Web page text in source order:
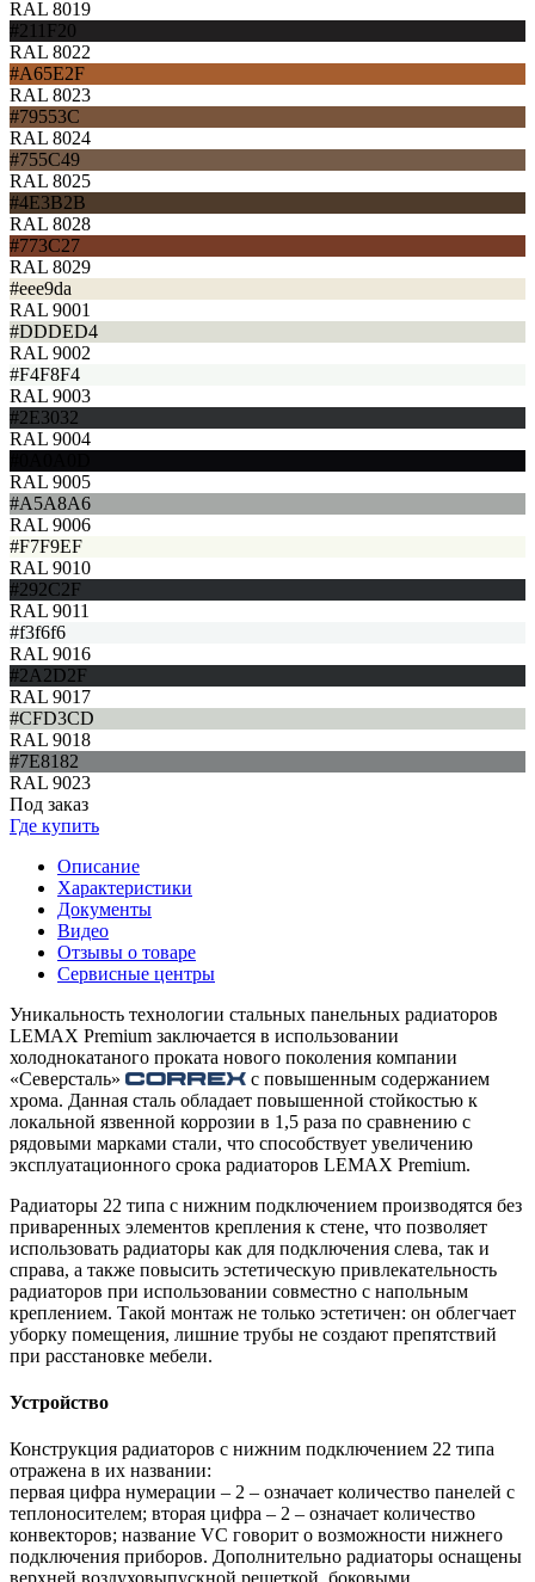
RAL 8019
#211F20
RAL 8022
#A65E2F
RAL 8023
#79553C
RAL 8024
#755C49
RAL 8025
#4E3B2B
RAL 8028
#773C27
RAL 8029
#eee9da
RAL 9001
#DDDED4
RAL 9002
#F4F8F4
RAL 9003
#2E3032
RAL 9004
RAL 9005
#A5A8A6
RAL 9006
#F7F9EF
RAL 9010
#292C2F
RAL 9011
#f3f6f6
RAL 9016
#2A2D2F
RAL 9017
#CFD3CD
RAL 9018
#7E8182
RAL 9023
Под заказ
Где купить
Описание
Характеристики
Документы
Видео
Отзывы о товаре
Сервисные центры
Уникальность технологии стальных панельных радиаторов
LEMAX Premium заключается в использовании
холоднокатаного проката нового поколения компании
«Северсталь»
с повышенным содержанием
хрома. Данная сталь обладает повышенной стойкостью к
локальной язвенной коррозии в 1,5 раза по сравнению с
рядовыми марками стали, что способствует увеличению
эксплуатационного срока радиаторов LEMAX Premium.
Радиаторы 22 типа с нижним подключением производятся без
приваренных элементов крепления к стене, что позволяет
использовать радиаторы как для подключения слева, так и
справа, а также повысить эстетическую привлекательность
радиаторов при использовании совместно с напольным
креплением. Такой монтаж не только эстетичен: он облегчает
уборку помещения, лишние трубы не создают препятствий
при расстановке мебели.
Устройство
Конструкция радиаторов с нижним подключением 22 типа
отражена в их названии:
первая цифра нумерации – 2 – означает количество панелей с
теплоносителем; вторая цифра – 2 – означает количество
конвекторов; название VС говорит о возможности нижнего
подключения приборов. Дополнительно радиаторы оснащены
верхней воздуховыпускной решеткой, боковыми